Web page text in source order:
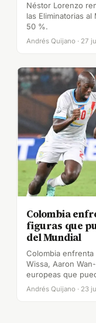
Néstor Lorenzo
las Eliminatorias
50 %.
Andrés Quijano · 27
Colombia
figuras que
del Mundial
Colombia enfrenta
Wissa, Aaron
europeas que
Andrés Quijano · 23